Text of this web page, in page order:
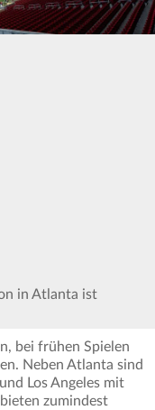
in Atlanta ist
bei frühen Spielen
Neben Atlanta sind
Los Angeles mit
zumindest